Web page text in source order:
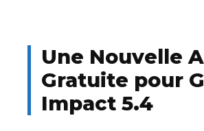
Une Nouvelle
Gratuite pour
Impact 5.4